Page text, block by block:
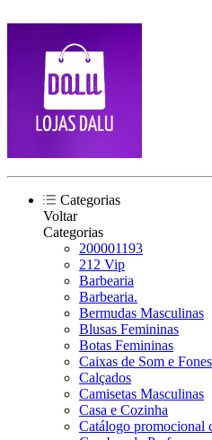
Categorias
Voltar
Categorias
200001193
212 Vip
Barbearia
Barbearia.
Bermudas Masculinas
Blusas Femininas
Botas Femininas
Caixas de Som e
Calçados
Camisetas Masculinas
Casa e Cozinha
Catálogo promocional